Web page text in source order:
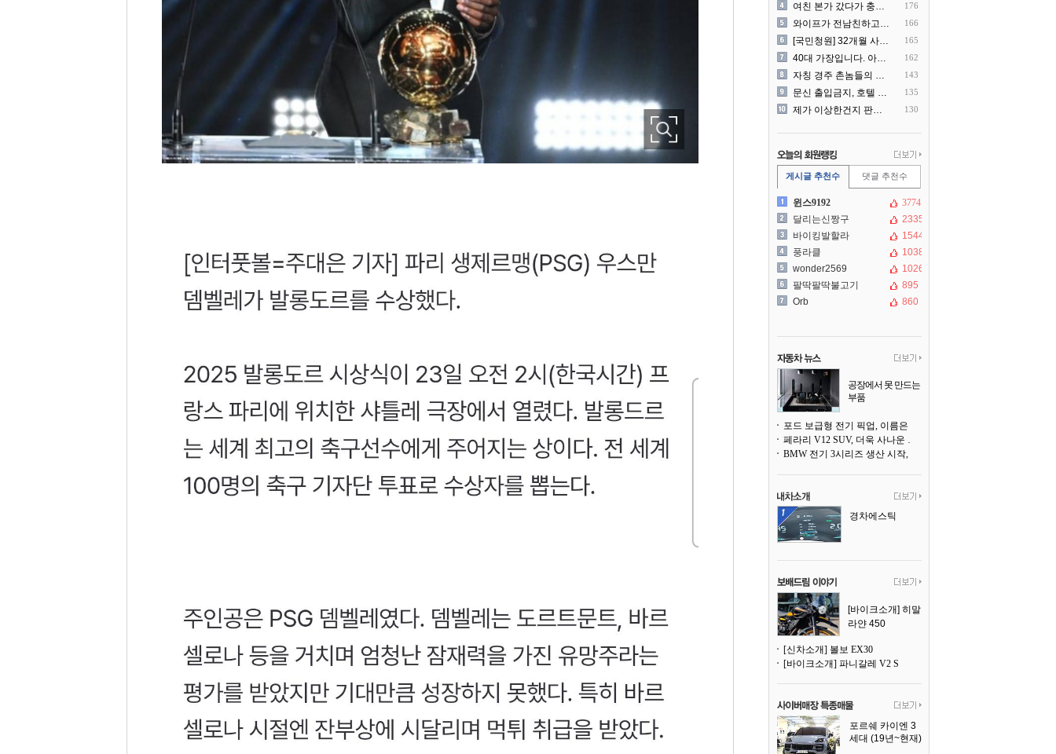
여친 본가 갔다가 충격 먹은.. 176
와이프가 전남친하고 해외여행.. 166
[국민청원] 32개월 사랑하.. 165
40대 가장입니다. 아내가 .. 162
자칭 경주 촌놈들의 국내 여.. 143
문신 출입금지, 호텔 헬스장.. 135
제가 이상한건지 판단 부탁드.. 130
게시글 추천수 댓글 추천수
윈스9192
3774
달리는신짱구
2335
바이킹발할라
1544
풍라클
1038
wonder2569
1026
팔딱팔딱불고기
895
Orb
860
공장에서 못 만드는
부품
어낸다
페라리 V12 SUV, 더욱 사나운 얼굴로 돌아온다
경차에스틱
[바이크소개] 히말
라얀 450
[신차소개] 볼보 EX30
[바이크소개] 파니갈레 V2 S
포르쉐 카이엔 3
세대 (19년~현재)